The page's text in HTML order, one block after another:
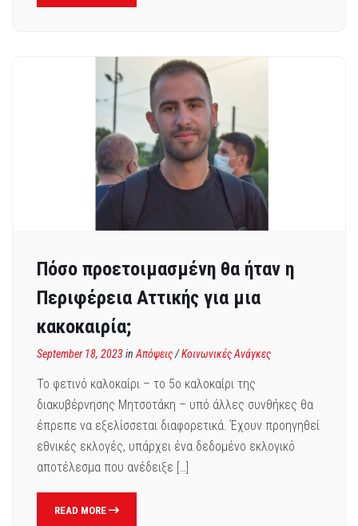
Πόσο προετοιμασμένη θα ήταν η
Περιφέρεια Αττικής για μια
κακοκαιρία;
September 18, 2023inΑπόψεις/Κοινωνικές Ανάγκες
Το φετινό καλοκαίρι – το 5ο καλοκαίρι της
διακυβέρνησης Μητσοτάκη – υπό άλλες συνθήκες θα
έπρεπε να εξελίσσεται διαφορετικά. Έχουν προηγηθεί
εθνικές εκλογές, υπάρχει ένα δεδομένο εκλογικό
αποτέλεσμα που ανέδειξε […]
READ MORE